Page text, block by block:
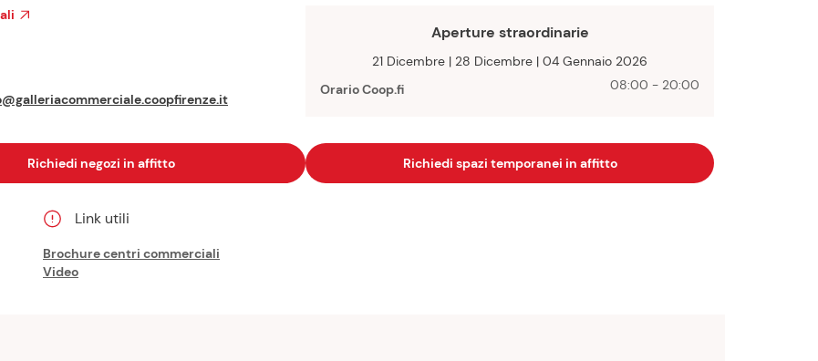
Richiedi negozi in affitto
Aperture straordinarie
21 Dicembre | 28 Dicembre | 04 Gennaio 2026
Orario Coop.fi
08:00 - 20:00
Richiedi spazi temporanei in affitto
Link utili
Brochure centri commerciali
Video